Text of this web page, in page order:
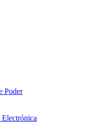
Poder